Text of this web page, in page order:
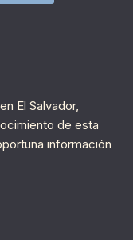
El Salvador,
de esta
información